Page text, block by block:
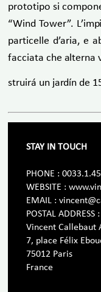
prototipo si
“Wind Tower”.
particelle d’aria, e
facciata che alterna
struirá un jardín de
STAY IN TOUCH
PHONE :
WEBSITE :
EMAIL :
POSTAL ADDRESS :
Vincent Callebaut
7, place Félix
75012 Paris
France